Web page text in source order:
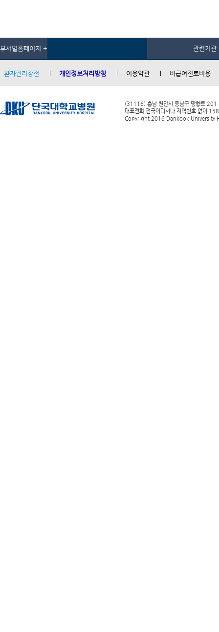
부서별홈페이지 + 관련기관
환자권리장전 개인정보처리방침 이용약관 비급여진료비용
(31116) 충남 천안시 동남구 망향로 201
대표전화 전국어디서나 지역번호 없이
Copyright 2016 Dankook University